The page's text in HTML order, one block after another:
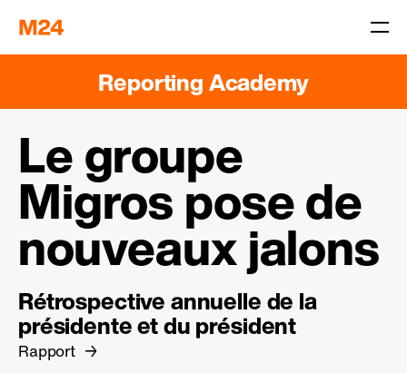
Reporting Academy
Le groupe
Migros pose de
nouveaux jalons
Rétrospective annuelle de la
présidente et du président
Rapport